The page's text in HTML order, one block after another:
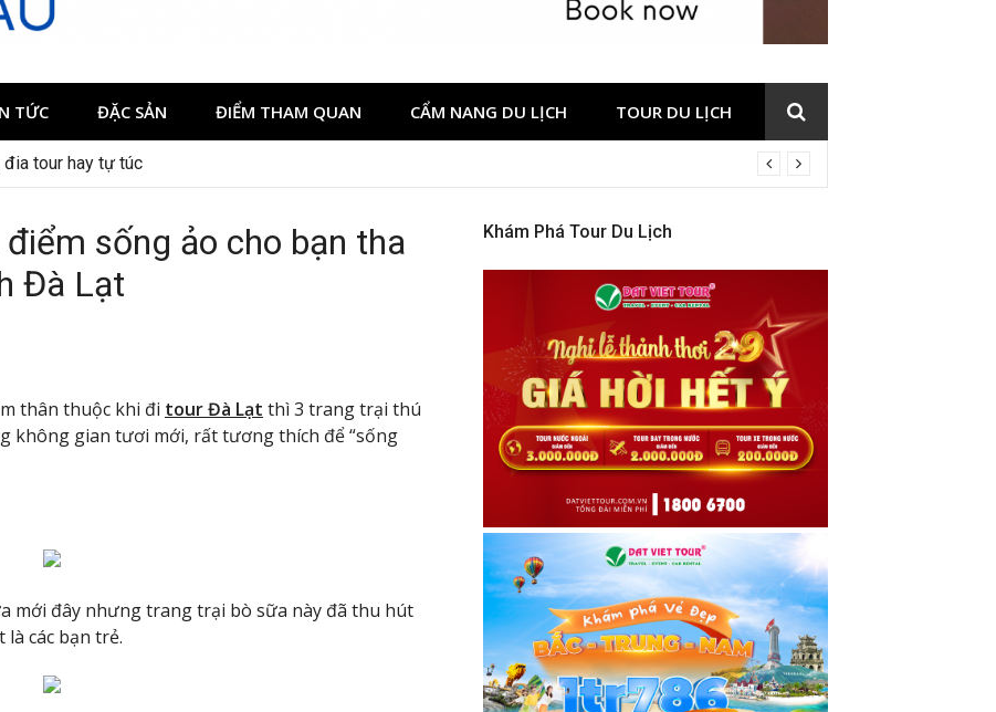
TỨC ĐẶC SẢN ĐIỂM THAM QUAN CẨM NANG DU LỊCH TOUR DU LỊCH
gì đáng trải nghiệm
tour hay tự túc
sống ảo cho bạn tha
Đà Lạt
thân thuộc khi đi tour Đà Lạt thì 3 trang trại thú
không gian tươi mới, rất tương thích để “sống
mới đây nhưng trang trại bò sữa này đã thu hút
là các bạn trẻ.
Khám Phá Tour Du Lịch